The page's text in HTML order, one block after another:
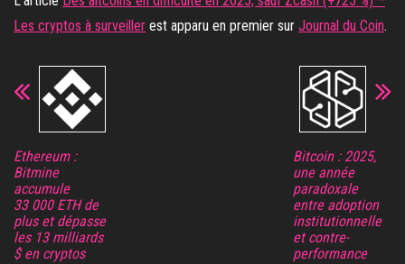
Les cryptos à surveiller est apparu en premier sur Journal du Coin.
Ethereum :
Bitmine
accumule
33 000 ETH de
plus et dépasse
les 13 milliards
$ en cryptos
Bitcoin : 2025,
une année
paradoxale
entre adoption
institutionnelle
et contre-
performance